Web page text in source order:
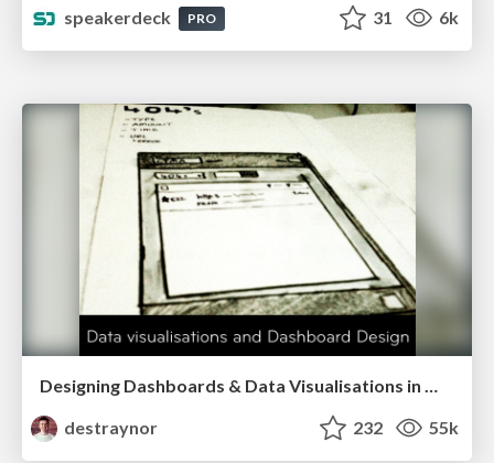
speakerdeck
PRO 31 6k
Designing Dashboards & Data Visualisations in Web Apps
destraynor
232 55k